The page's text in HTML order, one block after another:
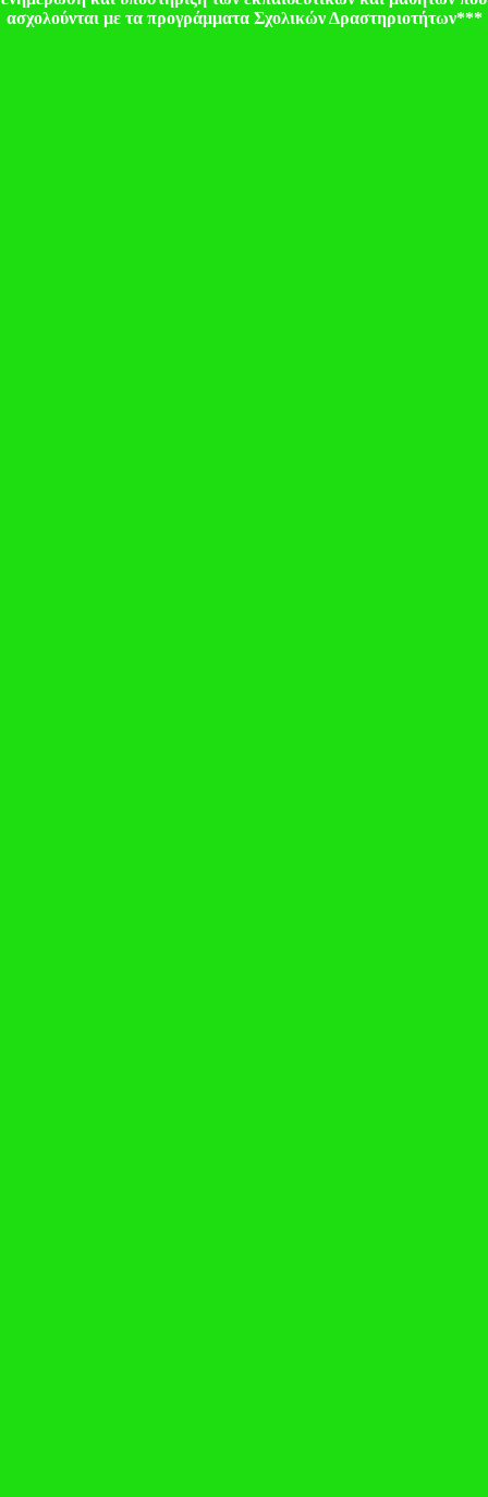
ασχολούνται με τα προγράμματα Σχολικών Δραστηριοτήτων***